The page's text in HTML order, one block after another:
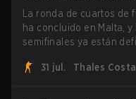
La ronda de cuartos de
ha concluido en Malta,
semifinales ya están
sobrevivientes que aún
31 jul. Thales Costa